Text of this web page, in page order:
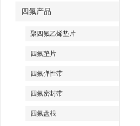
四氟产品
聚四氟乙烯垫片
四氟垫片
四氟弹性带
四氟密封带
四氟盘根